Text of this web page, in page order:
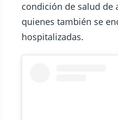
condición de salud de
quienes también se
hospitalizadas.